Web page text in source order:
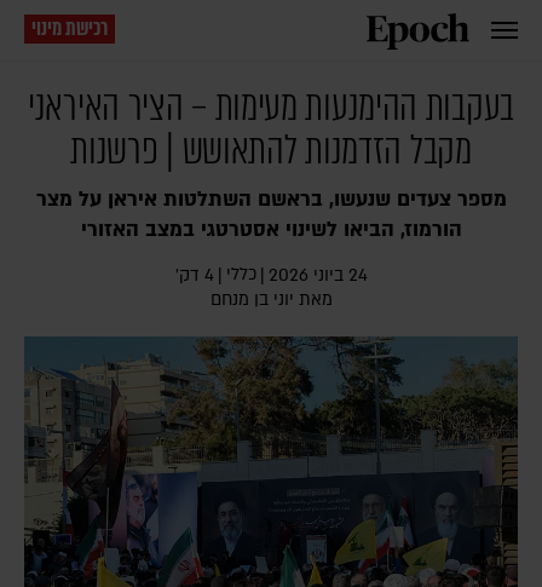
רכישת מינוי
בעקבות ההימנעות מעימות – הציר האיראני
מקבל הזדמנות להתאושש | פרשנות
מספר צעדים שנעשו, בראשם השתלטות איראן על מצר
הורמוז, הביאו לשינוי אסטרטגי במצב האזורי
24 ביוני 2026 | כללי | 4 דק׳
מאת יוני בן מנחם